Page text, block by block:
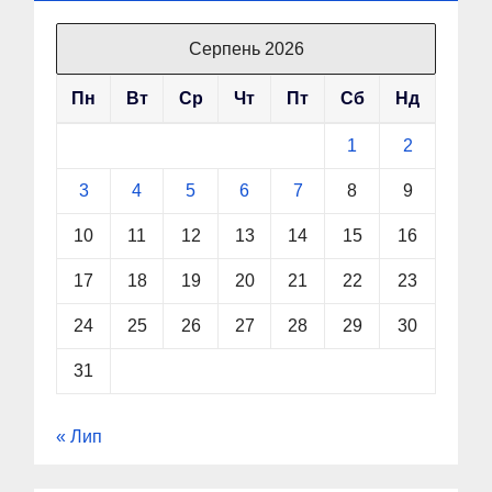
Серпень 2026
Пн Вт Ср Чт Пт Сб Нд
1 2
3 4 5 6 7 8 9
10 11 12 13 14 15 16
17 18 19 20 21 22 23
24 25 26 27 28 29 30
31
« Лип